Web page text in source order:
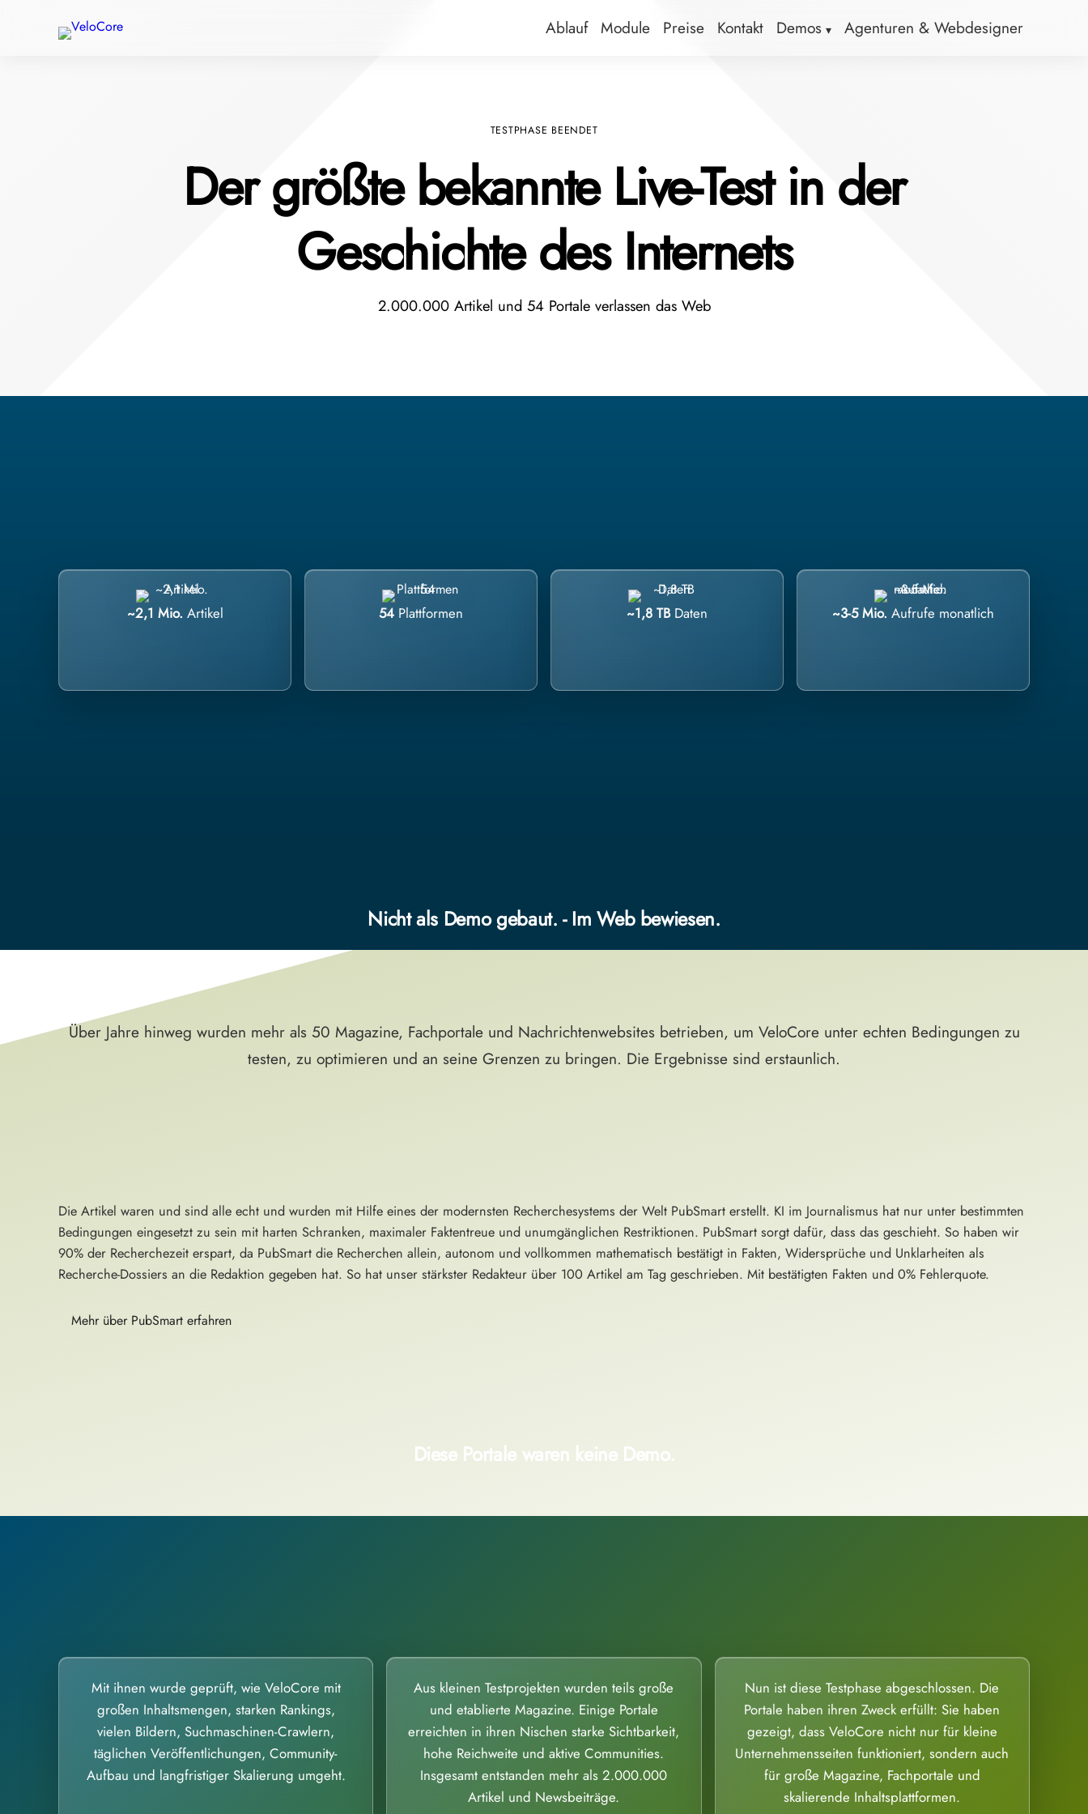
Ablauf Module Preise Kontakt Demos Agenturen & Webdesigner
TESTPHASE BEENDET
Der größte bekannte Live-Test in der
Geschichte des Internets
2.000.000 Artikel und 54 Portale verlassen das Web
~2,1 Mio. Artikel 54 Plattformen ~1,8 TB Daten ~3-5 Mio. Aufrufe monatlich
Nicht als Demo gebaut. - Im Web bewiesen.
Über Jahre hinweg wurden mehr als 50 Magazine, Fachportale und Nachrichtenwebsites betrieben, um VeloCore unter echten Bedingungen zu
testen, zu optimieren und an seine Grenzen zu bringen. Die Ergebnisse sind erstaunlich.
Die Artikel waren und sind alle echt und wurden mit Hilfe eines der modernsten Recherchesystems der Welt PubSmart erstellt. KI im Journalismus hat nur unter bestimmten
Bedingungen eingesetzt zu sein mit harten Schranken, maximaler Faktentreue und unumgänglichen Restriktionen. PubSmart sorgt dafür, dass das geschieht. So haben wir
90% der Recherchezeit erspart, da PubSmart die Recherchen allein, autonom und vollkommen mathematisch bestätigt in Fakten, Widersprüche und Unklarheiten als
Recherche-Dossiers an die Redaktion gegeben hat. So hat unser stärkster Redakteur über 100 Artikel am Tag geschrieben. Mit bestätigten Fakten und 0% Fehlerquote.
Mehr über PubSmart erfahren
Diese Portale waren keine Demo.
Mit ihnen wurde geprüft, wie VeloCore mit
großen Inhaltsmengen, starken Rankings,
vielen Bildern, Suchmaschinen-Crawlern,
täglichen Veröffentlichungen, Community-
Aufbau und langfristiger Skalierung umgeht.
Aus kleinen Testprojekten wurden teils große
und etablierte Magazine. Einige Portale
erreichten in ihren Nischen starke Sichtbarkeit,
hohe Reichweite und aktive Communities.
Insgesamt entstanden mehr als 2.000.000
Artikel und Newsbeiträge.
Nun ist diese Testphase abgeschlossen. Die
Portale haben ihren Zweck erfüllt: Sie haben
gezeigt, dass VeloCore nicht nur für kleine
Unternehmensseiten funktioniert, sondern auch
für große Magazine, Fachportale und
skalierende Inhaltsplattformen.